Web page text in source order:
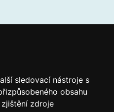
sledovací nástroje s
obsahu
zdroje